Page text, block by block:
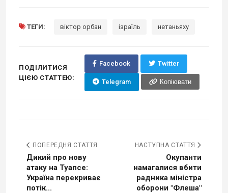
ТЕГИ: віктор орбан ізраїль нетаньяху
ПОДІЛИТИСЯ
ЦІЄЮ СТАТТЕЮ:
Facebook Twitter
Telegram Копіювати
ПОПЕРЕДНЯ СТАТТЯ
Дикий про нову
атаку на Туапсе:
Україна перекриває
потік...
НАСТУПНА СТАТТЯ
Окупанти
намагалися вбити
радника міністра
оборони "Флеша"